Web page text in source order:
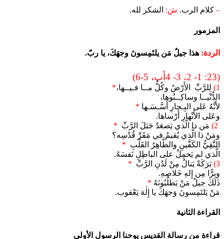
– كلام الرب. ش: الشكر لله.
المزمور
الردة: هذا جيلُ مَن يلتَمِسونَ وجهَكَ، يا ربّ.
(23: 1- 2، 3- 4أب، 5-6)
1) لِلرَّبِّ الأَرْضُ وكُلُّ مــا فـيــها،*
الدُّنْيــا وساكِــنُوها،
لأَنَّهُ عَلى البِـحارِ أَسَّـسَـها *
وعَلى الأَنْهارِ أَرْساها.
مَن ذا الَّذي يَصعَدُ جَبَلَ الرَّبِّ *
ومَنْ ذا الَّذي يُقيمُ في مَقَرِّ قُدْسِه؟
النَّقِيُّ الكَفَّينِ والطَّاهِرُ القَلْبِ *
الَّذي لم يَحمِلْ على الباطِلِ نَفسَهُ.
3) بَرَكَةً يَنالُ مِنْ لَدُنِ الرَّبِّ *
وبِرًّا مِن إِلهِ خَلاصِهِ.
ذٰلكَ جيلُ مَنْ يَطلُبُونَهُ *
مَنْ يَلتَمِسونَ وَجهَكَ يا إِلٰهَ يَعْقوب.
القراءة الثانية
قراءة من رسالة القديس يوحنا الرسول الأولى